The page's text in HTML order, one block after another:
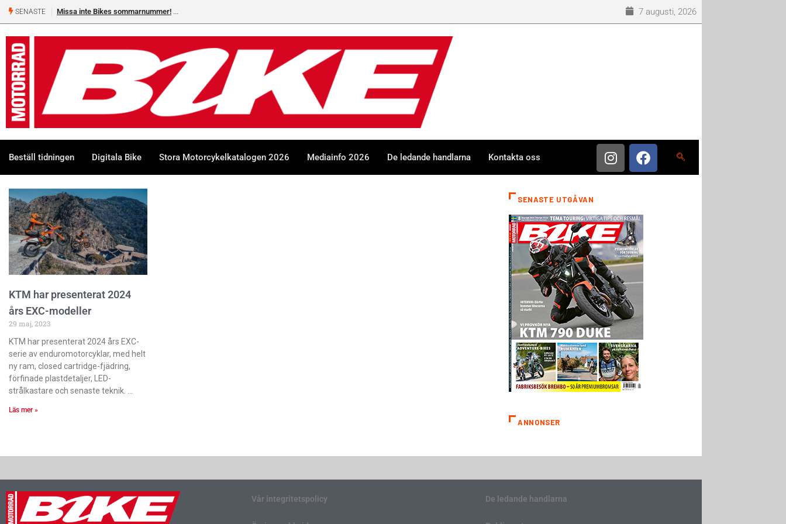
SENASTE Missa inte Bikes sommarnummer! 7 augusti, 2026
Beställ tidningen Digitala Bike Stora Motorcykelkatalogen 2026 Mediainfo 2026 De ledande handlarna Kontakta oss
KTM har presenterat 2024
års EXC-modeller
29 maj, 2023
KTM har presenterat 2024 års EXC-
serie av enduromotorcyklar, med helt
ny ram, closed cartridge-fjädring,
förfinade plastdetaljer, LED-
strålkastare och senaste teknik.
Läs mer »
SENASTE UTGÅVAN
ANNONSER
Vår integritetspolicy De ledande handlarna